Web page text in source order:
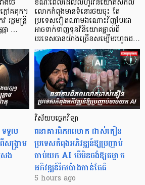
ងថៃ
តៅគគុក។
ដ្ឋមន្ត្រី
កា …
ខណៈពេលដែលលំហូរវិនិយោគសកល
លោកកំពុងមានទំនោរថយចុះ តែ
ប្រទេសវៀតណាមឯណោះវិញបែរជា
អាចទាក់ទាញទុនវិនិយោគផ្ទាល់ពី
បរទេសបានយ៉ាងច្រើនសម្បើមរហូតដ…
ទទួល
ង្គ្រាម
សង
វិស័យបច្ចេកវិទ្យា
ធនាគារពិភពលោក ដាស់តឿន
ប្រទេសកំពុងអភិវឌ្ឍន៍ឱ្យប្រញាប់
ចាប់យក AI បើមិនចង់ឱ្យគម្លាត
អភិវឌ្ឍន៍រីកប៉ោងកាន់តែធំ
5 hours ago